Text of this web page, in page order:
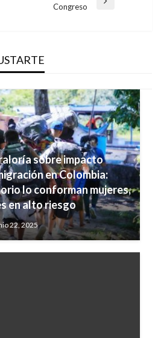
Congreso
sobre impacto
en Colombia:
lo conforman mujeres,
en alto riesgo
22, 2025